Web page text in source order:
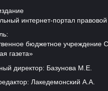
интернет-портал
бюджетное учреждение
газета»
директор: Базунова М.Е.
Лакедемонский А.А.